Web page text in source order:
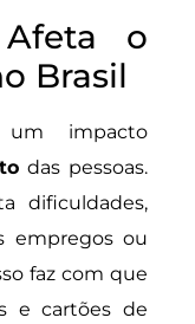
o
Brasil
impacto
das pessoas.
dificuldades,
empregos ou
faz com que
e cartões de